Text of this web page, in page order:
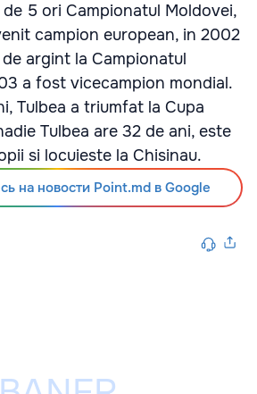
5 ori Campionatul Moldovei,
campion european, in 2002
argint la Campionatul
a fost vicecampion mondial.
Tulbea a triumfat la Cupa
Tulbea are 32 de ani, este
si locuieste la Chisinau.
на новости Point.md в Google